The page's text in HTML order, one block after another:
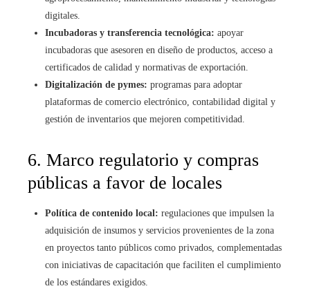
digitales.
Incubadoras y transferencia tecnológica: apoyar
incubadoras que asesoren en diseño de productos, acceso a
certificados de calidad y normativas de exportación.
Digitalización de pymes: programas para adoptar
plataformas de comercio electrónico, contabilidad digital y
gestión de inventarios que mejoren competitividad.
6. Marco regulatorio y compras
públicas a favor de locales
Política de contenido local: regulaciones que impulsen la
adquisición de insumos y servicios provenientes de la zona
en proyectos tanto públicos como privados, complementadas
con iniciativas de capacitación que faciliten el cumplimiento
de los estándares exigidos.